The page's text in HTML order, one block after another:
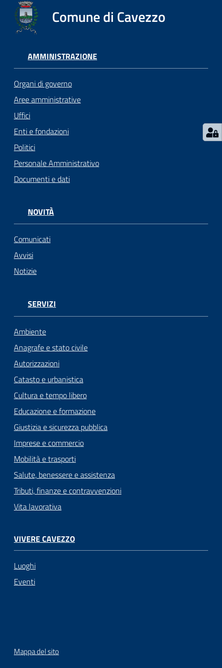
Seguici
su
Comune di Cavezzo
AMMINISTRAZIONE
Organi di governo
Aree amministrative
Uffici
Enti e fondazioni
Politici
Personale Amministrativo
Documenti e dati
NOVITÀ
Comunicati
Avvisi
Notizie
SERVIZI
Ambiente
Anagrafe e stato civile
Autorizzazioni
Catasto e urbanistica
Cultura e tempo libero
Educazione e formazione
Giustizia e sicurezza pubblica
Imprese e commercio
Mobilità e trasporti
Salute, benessere e assistenza
Tributi, finanze e contravvenzioni
Vita lavorativa
VIVERE CAVEZZO
Luoghi
Eventi
Mappa del sito